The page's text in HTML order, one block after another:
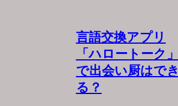
言語交換アプリ
「ハロートーク」
で出会い厨はでき
る？